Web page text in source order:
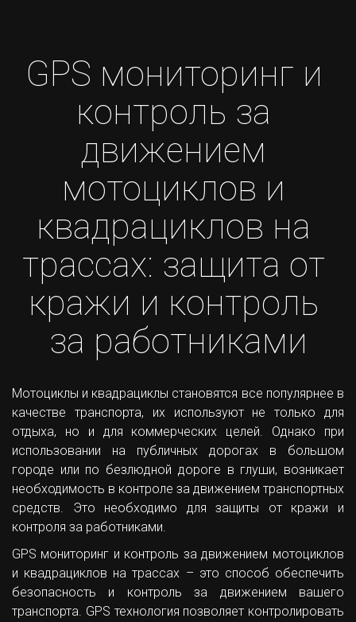
GPS мониторинг и
контроль за
движением
мотоциклов и
квадрациклов на
трассах: защита от
кражи и контроль
за работниками
Мотоциклы и квадрациклы становятся все популярнее в
качестве транспорта, их используют не только для
отдыха, но и для коммерческих целей. Однако при
использовании на публичных дорогах в большом
городе или по безлюдной дороге в глуши, возникает
необходимость в контроле за движением транспортных
средств. Это необходимо для защиты от кражи и
контроля за работниками.
GPS мониторинг и контроль за движением мотоциклов
и квадрациклов на трассах – это способ обеспечить
безопасность и контроль за движением вашего
транспорта. GPS технология позволяет контролировать